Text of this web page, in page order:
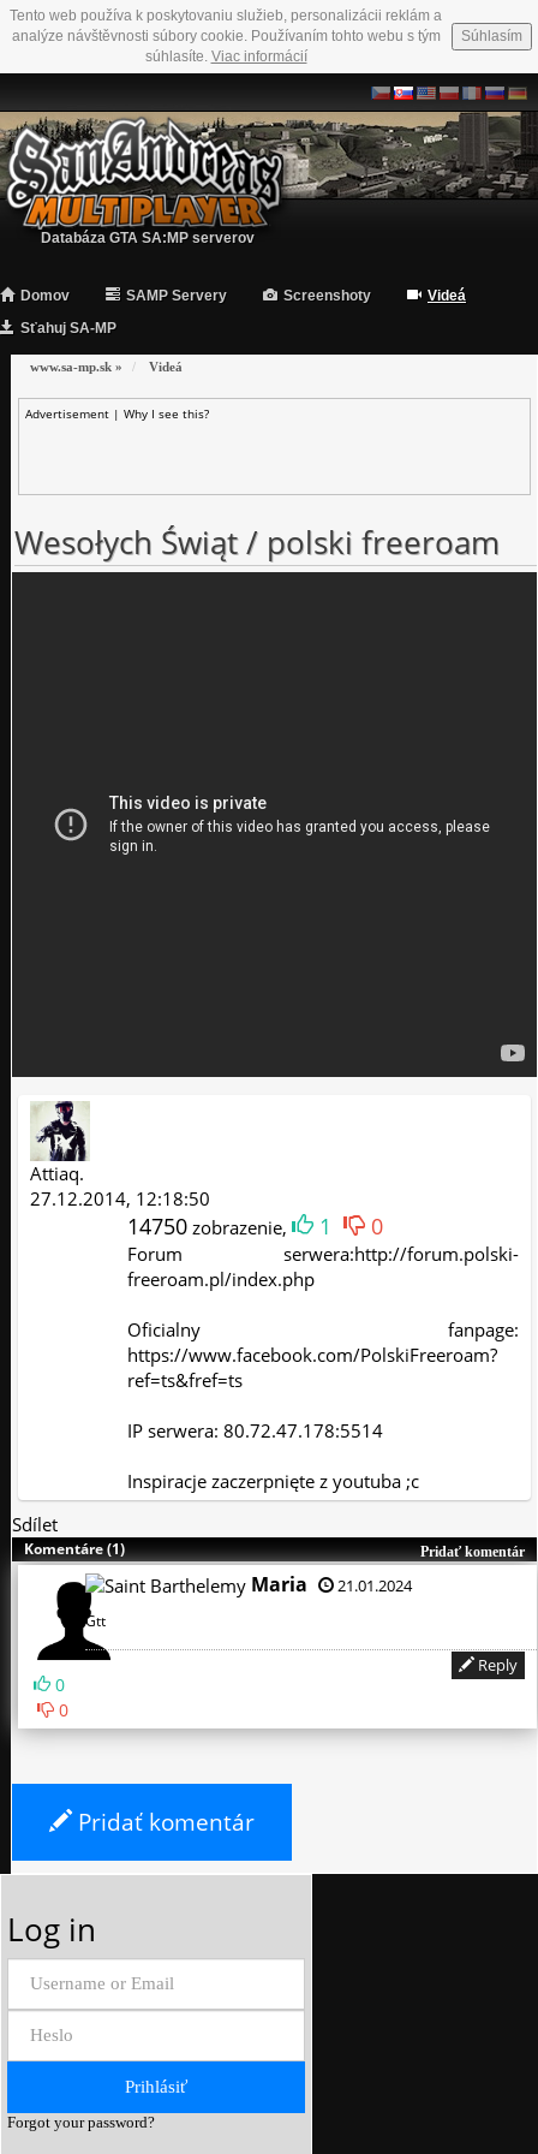
Tento web používa k poskytovaniu služieb, personalizácii reklám a
analýze návštěvnosti súbory cookie. Používaním tohto webu s tým
súhlasíte. Viac informácií
Súhlasím
Databáza GTA SA:MP serverov
Domov SAMP Servery Screenshoty
Videá
Sťahuj SA-MP
www.sa-mp.sk » Videá
Advertisement | Why I see this?
Wesołych Świąt / polski freeroam
Attiaq.
27.12.2014, 12:18:50
14750 zobrazenie, 1 0
Forum serwera:http://forum.polski-
freeroam.pl/index.php
Oficialny fanpage:
https://www.facebook.com/PolskiFreeroam?
ref=ts&fref=ts
IP serwera: 80.72.47.178:5514
Inspiracje zaczerpnięte z youtuba ;c
Sdílet
Pridať komentár
Komentáre (1)
0
0
Maria 21.01.2024
Gtt
Reply
Pridať komentár
Log in
Forgot your password?